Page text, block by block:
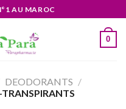
AU MAROC
0
DEODORANTS /